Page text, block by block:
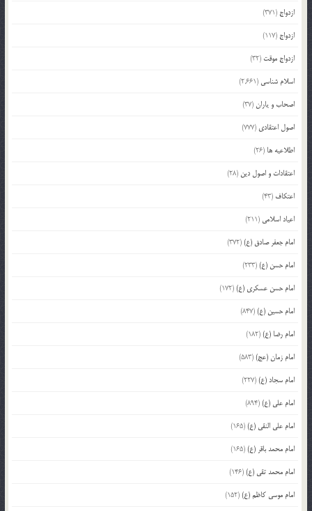
ازدواج (371)
ازدواج (117)
ازدواج موقت (32)
اسلام شناسی (2,661)
اصحاب و یاران(37)
اصول اعتقادی (777)
اطلاعیه ها (26)
اعتقادات و اصول دین (28)
اعتکاف (43)
اعیاد اسلامی (211)
امام جعفر صادق (ع)(372)
امام حسن (ع)(233)
امام حسن عسکری (ع)(172)
امام حسین (ع)(847)
امام رضا (ع)(182)
امام زمان (عج)(583)
امام سجاد (ع)(227)
امام علی (ع)(894)
امام علی النقی (ع)(165)
امام محمد باقر (ع)(165)
امام محمد تقی (ع)(146)
امام موسی کاظم (ع)(152)